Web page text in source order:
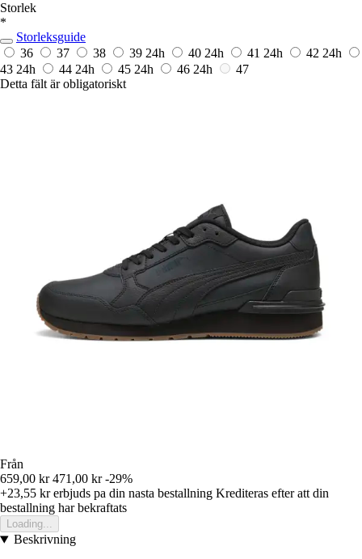
Storlek
*
Storleksguide
36
37 38 39 24h 40 24h 41 24h 42 24h
43 24h 44 24h 45 24h 46 24h
47
Detta fält är obligatoriskt
Från
659,00 kr 471,00 kr -29%
+23,55 krerbjuds pa din nasta bestallning Krediteras efter att din
bestallning har bekraftats
Loading...
Beskrivning